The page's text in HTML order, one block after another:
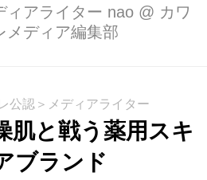
ィアライター nao @ カワ
メディア編集部
公認＞メディアライター
肌と戦う薬用スキ
ブランド